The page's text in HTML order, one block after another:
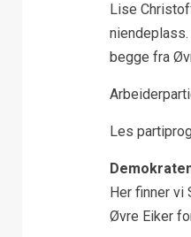
Lise
begge fra
Les
Her finner
Øvre Eiker